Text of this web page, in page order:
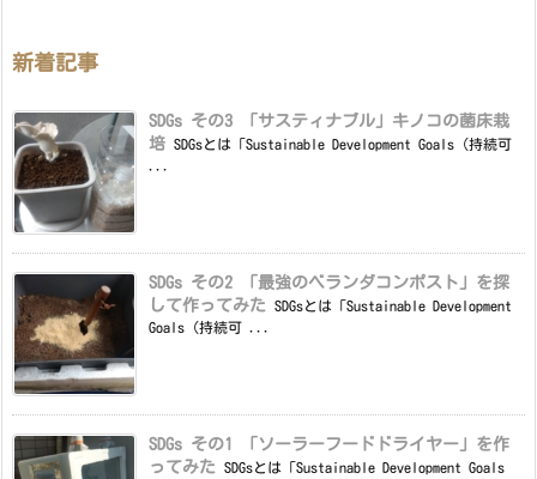
新着記事
SDGs その3 「サスティナブル」キノコの菌床栽
培 SDGsとは「Sustainable Development Goals（持続可
SDGs その2 「最強のベランダコンポスト」を探
して作ってみた
SDGsとは「Sustainable Development
Goals（持続可 ...
SDGs その1 「ソーラーフードドライヤー」を作
ってみた
SDGsとは「Sustainable Development Goals